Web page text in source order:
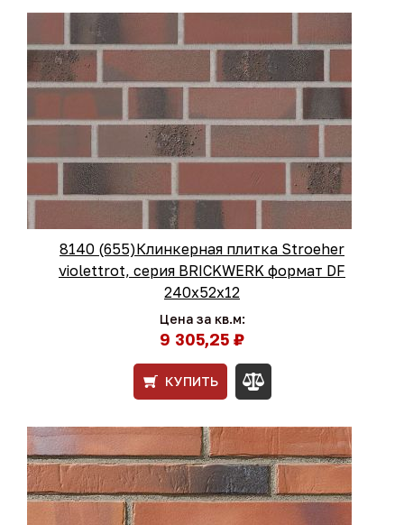
8140 (655)Клинкерная плитка Stroeher
violettrot, серия BRICKWERK формат DF
240х52х12
Цена за кв.м:
9 305,25 ₽
КУПИТЬ